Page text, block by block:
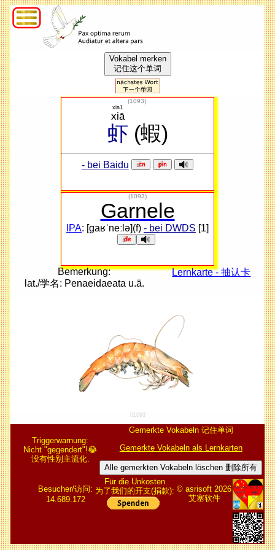
Vokabel merken
记住这个单词
(1093)
虾
xiā
xia1
(蝦)
- bei Baidu
(1093)
Garnele
IPA: [ɡaʁˈneːlə](f) - bei DWDS [1]
Bemerkung:
lat./学名: Penaeidaeata u.ä.
Lernkarte - 抽认卡
01093
Triggerwarnung:
Nicht "gegendert"!😂
没有性别主流化.
Gemerkte Vokabeln 记住单词
Gemerkte Vokabeln als Lernkarten
Alle gemerkten Vokabeln löschen 删除所有
Besucher/访问:
14.689.172
Für die Unkosten
为了我们的开支(捐款): © asrisoft 2026
艾塞软件